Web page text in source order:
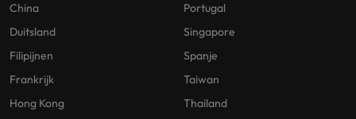
China
Duitsland
Filipijnen
Frankrijk
Hong Kong
Portugal
Singapore
Spanje
Taiwan
Thailand